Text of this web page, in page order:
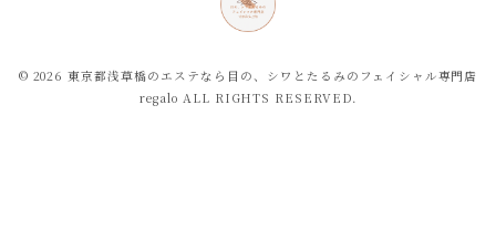
© 2026 東京都浅草橋のエステなら目の、シワとたるみのフェイシャル専門店
regalo ALL RIGHTS RESERVED.